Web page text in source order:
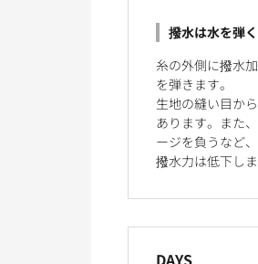
撥水は水を弾く
糸の外側に撥水
を弾きます。
生地の縫い目か
あります。また
ージを負うなど
撥水力は低下しま